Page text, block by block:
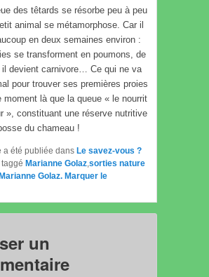
des têtards se résorbe peu à peu
animal se métamorphose. Car il
en deux semaines environ :
se transforment en poumons, de
il devient carnivore… Ce qui ne va
pour trouver ses premières proies
moment là que la queue « le nourrit
», constituant une réserve nutritive
du chameau !
a été publiée dans Le savez-vous ?
taggé Marianne Golaz,sorties nature
Marianne Golaz. Marquer le
un